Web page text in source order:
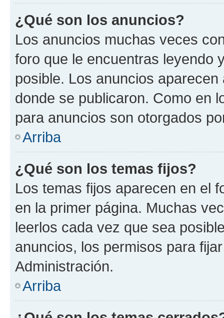
¿Qué son los anuncios?
Los anuncios muchas veces
foro que le encuentras leyendo
posible. Los anuncios
donde se publicaron. Como en
para anuncios son otorgados
Arriba
¿Qué son los temas fijos?
Los temas fijos aparecen en el
en la primer página. Muchas
leerlos cada vez que sea
anuncios, los permisos para
Administración.
Arriba